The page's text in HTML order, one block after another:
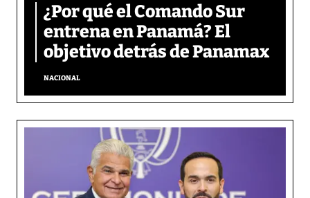
¿Por qué el Comando Sur
entrena en Panamá? El
objetivo detrás de Panamax
NACIONAL